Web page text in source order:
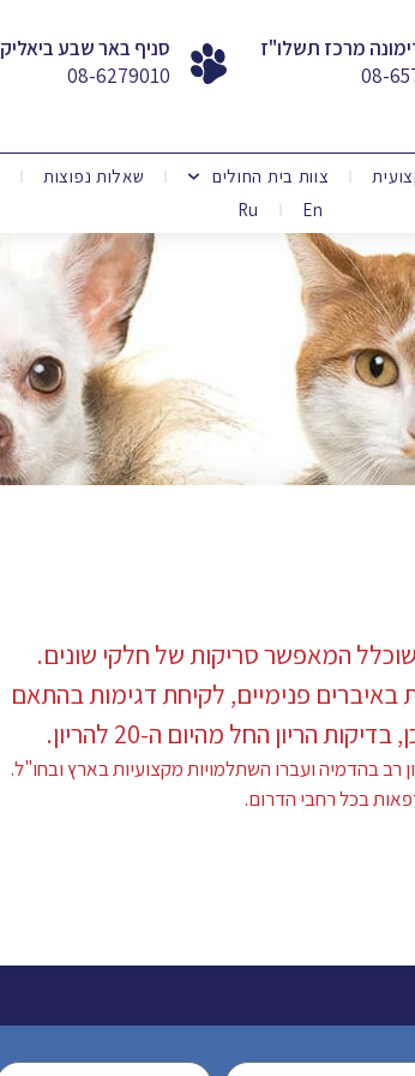
מרכז תשלו"ז
08-
סניף באר שבע ביאליק
08-6279010
צוות בית החולים שאלות נפוצות
En
Ru
המאפשר סריקות של חלקי שונים.
באיברים פנימיים, לקיחת דגימות בהתאם
הריון החל מהיום ה-20 להריון.
רב בהדמיה ועברו השתלמויות מקצועיות בארץ ובחו"ל.
בכל רחבי הדרום.